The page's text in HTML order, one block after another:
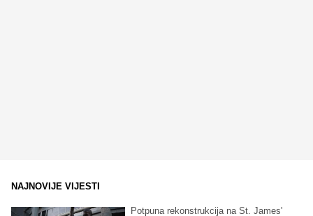
NAJNOVIJE VIJESTI
Potpuna rekonstrukcija na St. James'